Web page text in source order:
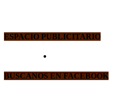
ESPACIO PUBLICITARIO
BUSCANOS EN FACEBOOK